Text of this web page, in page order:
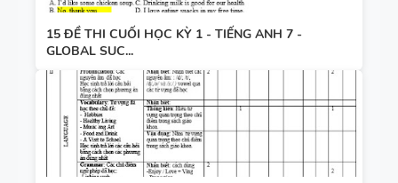
15 ĐỀ THI CUỐI HỌC KỲ 1 - TIẾNG ANH 7 -
GLOBAL SUC...